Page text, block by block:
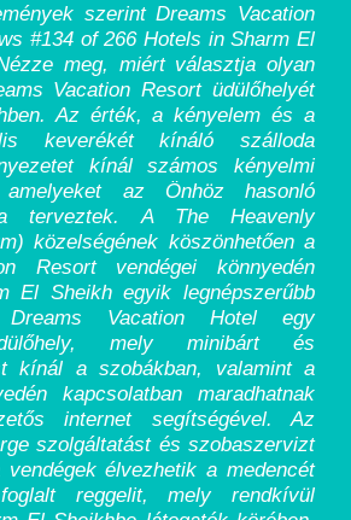
szerint Dreams Vacation
#134 of 266 Hotels in Sharm El
meg, miért választja olyan
Vacation Resort üdülőhelyét
Az érték, a kényelem és a
keverékét kínáló szálloda
kínál számos kényelmi
amelyeket az Önhöz hasonló
terveztek. A The Heavenly
közelségének köszönhetően a
Resort vendégei könnyedén
El Sheikh egyik legnépszerűbb
Vacation Hotel egy
mely minibárt és
kínál a szobákban, valamint a
kapcsolatban maradhatnak
internet segítségével. Az
szolgáltatást és szobaszervizt
élvezhetik a medencét
reggelit, mely rendkívül